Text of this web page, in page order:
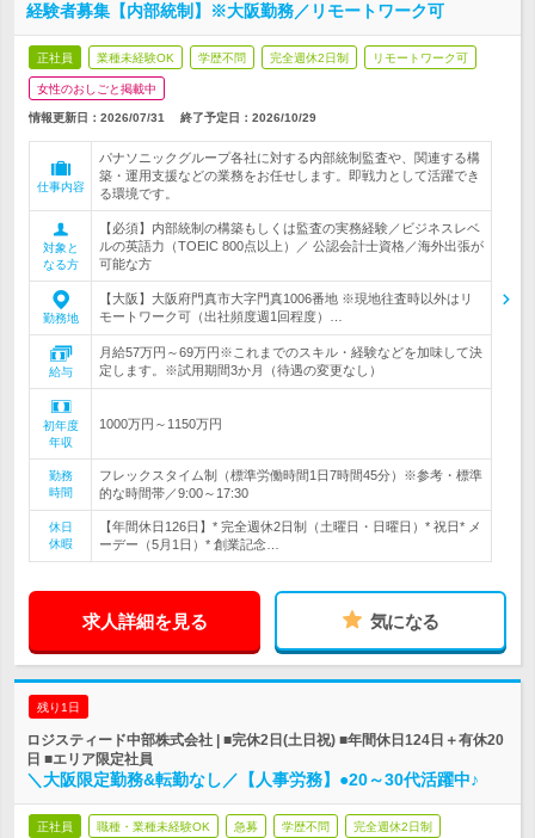
経験者募集【内部統制】※大阪勤務／リモートワーク可
正社員 業種未経験OK 学歴不問 完全週休2日制 リモートワーク可
女性のおしごと掲載中
情報更新日：2026/07/31 終了予定日： 2026/10/29
仕事内容
パナソニックグループ各社に対する内部統制監査や、関連する構
築・運用支援などの業務をお任せします。即戦力として活躍でき
る環境です。
対象と
なる方
【必須】内部統制の構築もしくは監査の実務経験／ビジネスレベ
ルの英語力（TOEIC 800点以上）／ 公認会計士資格／海外出張が
可能な方
勤務地
【大阪】大阪府門真市大字門真1006番地 ※現地往査時以外はリ
モートワーク可（出社頻度週1回程度）…
給与
月給57万円～69万円※これまでのスキル・経験などを加味して決
定します。※試用期間3か月（待遇の変更なし）
初年度
年収
1000万円～1150万円
勤務
時間
フレックスタイム制（標準労働時間1日7時間45分）※参考・標準
的な時間帯／9:00～17:30
休日
休暇
【年間休日126日】* 完全週休2日制（土曜日・日曜日）* 祝日* メ
ーデー（5月1日）* 創業記念…
求人詳細を見る 気になる
残り1日
ロジスティード中部株式会社 | ■完休2日(土日祝) ■年間休日124日＋有休20
日 ■エリア限定社員
＼大阪限定勤務&転勤なし／【人事労務】●20～30代活躍中♪
正社員 職種・業種未経験OK 急募 学歴不問 完全週休2日制